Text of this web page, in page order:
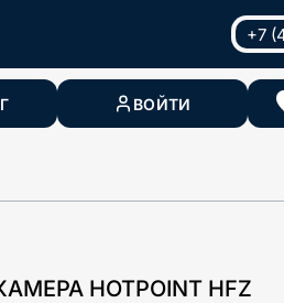
+7
ВОЙТИ
HOTPOINT HFZ